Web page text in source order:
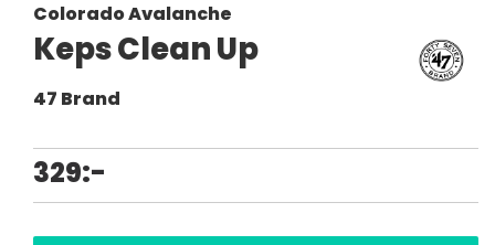
Colorado Avalanche
Keps Clean Up
47 Brand
329:-